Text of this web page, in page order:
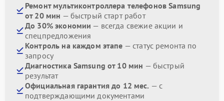
Ремонт мультиконтроллера телефонов Samsung
от 20 мин — быстрый старт работ
До 30% экономии — всегда свежие акции и
спецпредложения
Контроль на каждом этапе — статус ремонта по
запросу
Диагностика Samsung от 10 мин — быстрый
результат
Официальная гарантия до 12 мес. — с
подтверждающими документами